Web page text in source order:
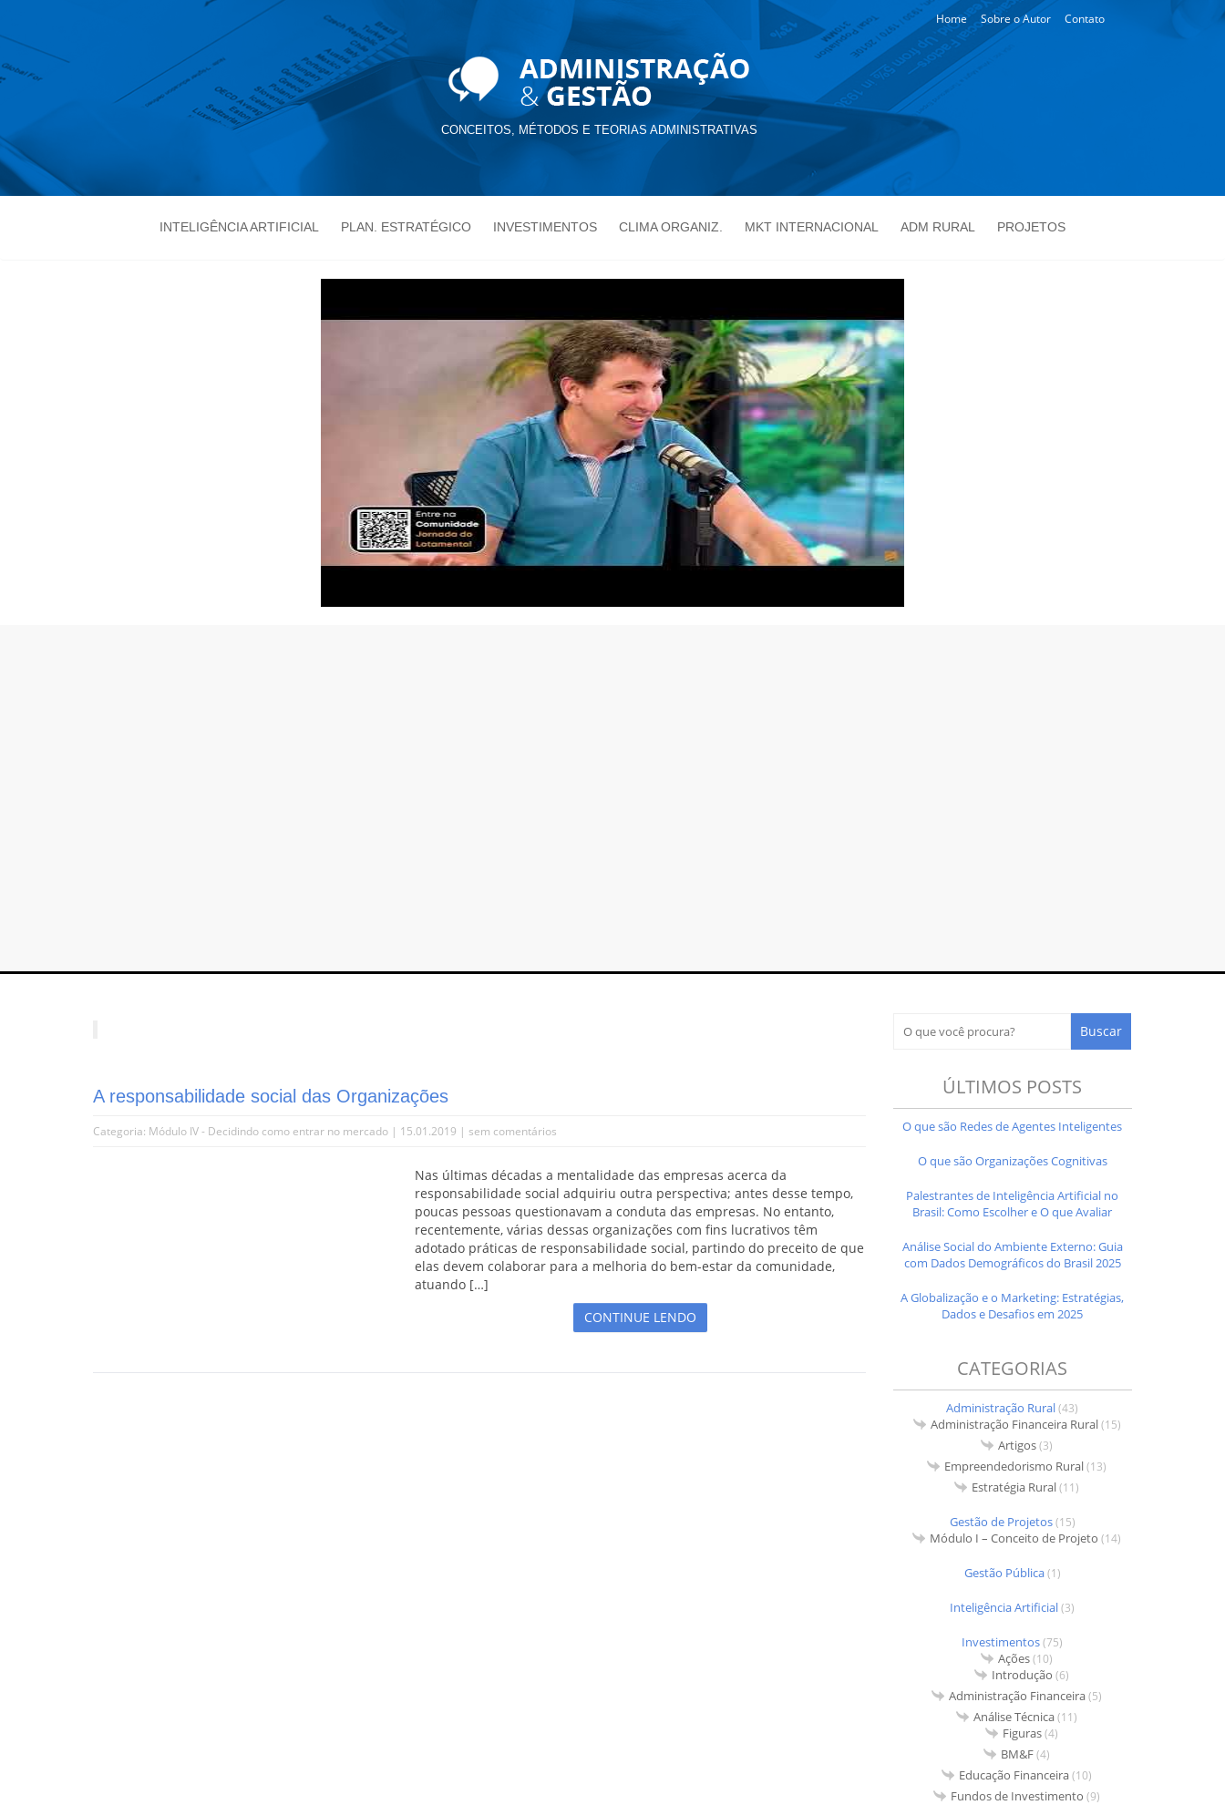
Home Sobre o Autor Contato
CONCEITOS, MÉTODOS E TEORIAS ADMINISTRATIVAS
INTELIGÊNCIA ARTIFICIAL PLAN. ESTRATÉGICO INVESTIMENTOS CLIMA ORGANIZ. MKT INTERNACIONAL ADM RURAL PROJETOS
A responsabilidade social das Organizações
Categoria: Módulo IV - Decidindo como entrar no mercado | 15.01.2019 | sem comentários
Nas últimas décadas a mentalidade das empresas acerca da
responsabilidade social adquiriu outra perspectiva; antes desse tempo,
poucas pessoas questionavam a conduta das empresas. No entanto,
recentemente, várias dessas organizações com fins lucrativos têm
adotado práticas de responsabilidade social, partindo do preceito de que
elas devem colaborar para a melhoria do bem-estar da comunidade,
atuando […]
CONTINUE LENDO
ÚLTIMOS POSTS
O que são Redes de Agentes Inteligentes
O que são Organizações Cognitivas
Palestrantes de Inteligência Artificial no
Brasil: Como Escolher e O que Avaliar
Análise Social do Ambiente Externo: Guia
com Dados Demográficos do Brasil 2025
A Globalização e o Marketing: Estratégias,
Dados e Desafios em 2025
CATEGORIAS
Administração Rural(43)
Administração Financeira Rural(15)
Artigos(3)
Empreendedorismo Rural(13)
Estratégia Rural(11)
Gestão de Projetos(15)
Módulo I – Conceito de Projeto (14)
Gestão Pública(1)
Inteligência Artificial(3)
Investimentos(75)
Ações(10)
Introdução (6)
Administração Financeira(5)
Análise Técnica(11)
Figuras(4)
BM&F(4)
Educação Financeira(10)
Fundos de Investimento (9)